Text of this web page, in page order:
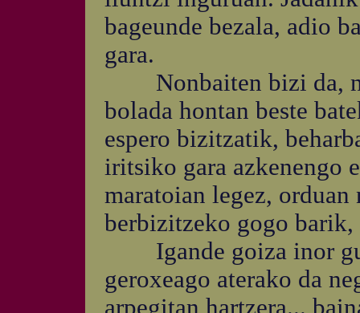
bageunde bezala, adio
gara.
Nonbaiten bizi da,
bolada hontan beste
espero bizitzatik,
iritsiko gara azkenengo
maratoian legez, orduan
berbizitzeko gogo
Igande goiza inor
geroxeago aterako da
arpegitan hartzera...